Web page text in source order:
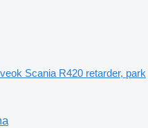
Scania R420 retarder, park